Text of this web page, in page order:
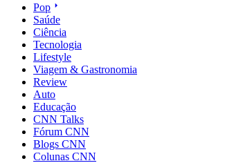
Pop
Saúde
Ciência
Tecnologia
Lifestyle
Viagem & Gastronomia
Review
Auto
Educação
CNN Talks
Fórum CNN
Blogs CNN
Colunas CNN